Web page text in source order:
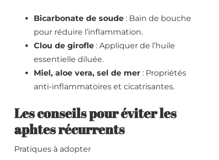
Bicarbonate de soude : Bain de bouche
pour réduire l’inflammation.
Clou de girofle : Appliquer de l’huile
essentielle diluée.
Miel, aloe vera, sel de mer : Propriétés
anti-inflammatoires et cicatrisantes.
Les conseils pour éviter les
aphtes récurrents
Pratiques à adopter